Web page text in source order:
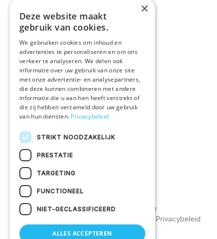
Alle producten
IN EEN NOTENDOP
Druktechnieken
Duurzaam ondernemen
Vacatures
Veelgestelde vragen
©2026Uw textiel bedrukken
Privacybeleid
×
Deze website maakt
gebruik van cookies.
We gebruiken cookies om inhoud en
advertenties te personaliseren en om ons
verkeer te analyseren. We delen ook
informatie over uw gebruik van onze site
met onze advertentie- en analysepartners,
die deze kunnen combineren met andere
informatie die u aan hen heeft verstrekt of
die zij hebben verzameld door uw gebruik
van hun diensten. Privacybeleid
STRIKT NOODZAKELIJK
PRESTATIE
TARGETING
FUNCTIONEEL
NIET-GECLASSIFICEERD
ALLES ACCEPTEREN